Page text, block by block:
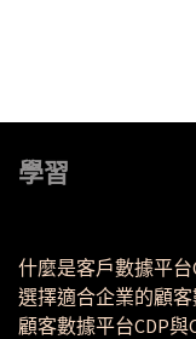
學習
什麼是客戶數據平台
選擇適合企業的顧
顧客數據平台CDP與